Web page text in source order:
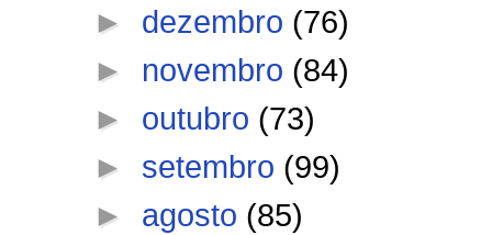
► dezembro (76)
► novembro (84)
► outubro (73)
► setembro (99)
► agosto (85)